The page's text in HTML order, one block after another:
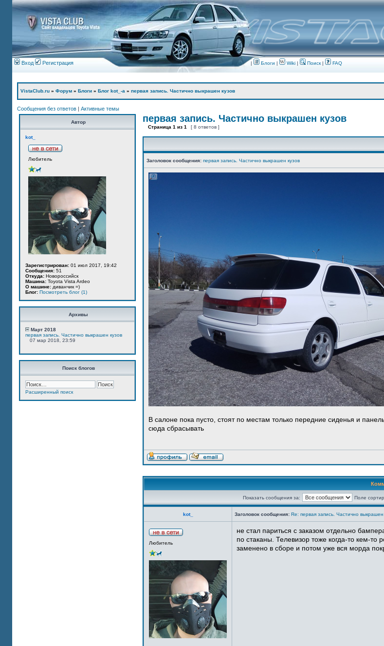
Вход Регистрация | Блоги | Wiki | Поиск| FAQ
VistaClub.ru » Форум » Блоги » Блог kot_-а » первая запись. Частично выкрашен кузов
Сообщения без ответов | Активные темы
Автор
kot_
Любитель
Зарегистрирован: 01 июл 2017, 19:42
Сообщения: 51
Откуда: Новороссийск
Машина: Toyota Vista Ardeo
О машине: диванчик =)
Блог: Посмотреть блог (1)
Архивы
Март 2018
первая запись. Частично выкрашен кузов
07 мар 2018, 23:59
Поиск блогов
Расширенный поиск
первая запись. Частично выкрашен кузов
Страница 1 из 1 [ 8 ответов ]
Заголовок сообщения: первая запись. Частично выкрашен кузов
В салоне пока пусто, стоят по местам только передние сиденья и
сюда сбрасывать
Показать сообщения за: Поле
kot_ Заголовок сообщения: Re: первая запись. Частично выкрашен
Любитель
не стал париться с заказом отдельно
по стаканы. Телевизор тоже когда-то кем-то
заменено в сборе и потом уже вся морда